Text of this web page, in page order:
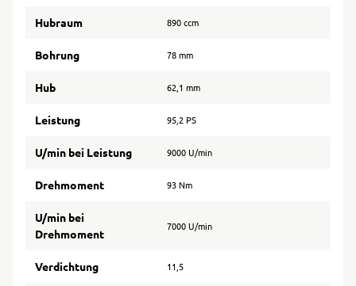
Hubraum 890 ccm
Bohrung 78 mm
Hub 62,1 mm
Leistung 95,2 PS
U/min bei Leistung 9000 U/min
Drehmoment 93 Nm
U/min bei
Drehmoment
7000 U/min
Verdichtung 11,5